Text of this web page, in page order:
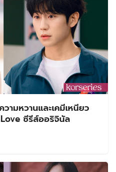
มหวานและเคมีเหนียว
ซีรีส์ออริจินัล